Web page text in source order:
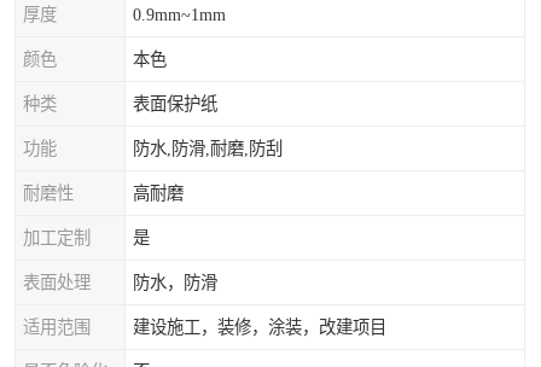
厚度 0.9mm~1mm
颜色 本色
种类 表面保护纸
功能 防水,防滑,耐磨,防刮
耐磨性 高耐磨
加工定制 是
表面处理 防水，防滑
适用范围 建设施工，装修，涂装，改建项目